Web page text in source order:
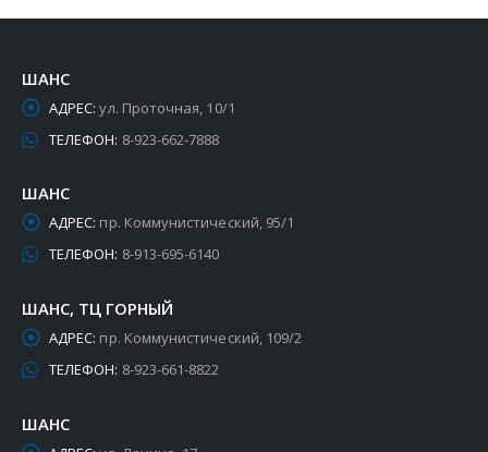
ШАНС
АДРЕС: ул. Проточная, 10/1
ТЕЛЕФОН: 8-923-662-7888
ШАНС
АДРЕС: пр. Коммунистический, 95/1
ТЕЛЕФОН: 8-913-695-6140
ШАНС, ТЦ ГОРНЫЙ
АДРЕС: пр. Коммунистический, 109/2
ТЕЛЕФОН: 8-923-661-8822
ШАНС